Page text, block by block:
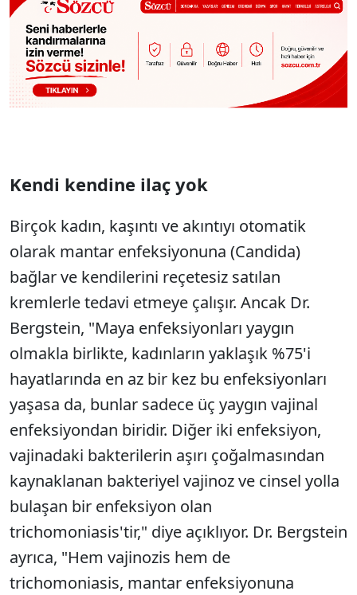
Kendi kendine ilaç yok
Birçok kadın, kaşıntı ve akıntıyı otomatik
olarak mantar enfeksiyonuna (Candida)
bağlar ve kendilerini reçetesiz satılan
kremlerle tedavi etmeye çalışır. Ancak Dr.
Bergstein, "Maya enfeksiyonları yaygın
olmakla birlikte, kadınların yaklaşık %75'i
hayatlarında en az bir kez bu enfeksiyonları
yaşasa da, bunlar sadece üç yaygın vajinal
enfeksiyondan biridir. Diğer iki enfeksiyon,
vajinadaki bakterilerin aşırı çoğalmasından
kaynaklanan bakteriyel vajinoz ve cinsel yolla
bulaşan bir enfeksiyon olan
trichomoniasis'tir," diye açıklıyor. Dr. Bergstein
ayrıca, "Hem vajinozis hem de
trichomoniasis, mantar enfeksiyonuna